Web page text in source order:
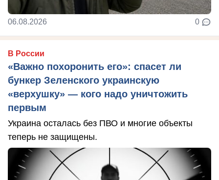
06.08.2026 0
В России
«Важно похоронить его»: спасет ли
бункер Зеленского украинскую
«верхушку» — кого надо уничтожить
первым
Украина осталась без ПВО и многие объекты
теперь не защищены.